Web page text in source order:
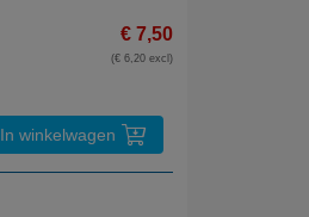
€ 7,50
(€ 6,20 excl)
In winkelwagen